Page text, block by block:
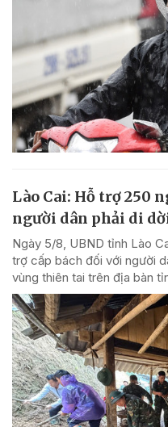
Lào Cai: Hỗ trợ 250
người dân phải di
Ngày 5/8, UBND tỉnh Lào
trợ cấp bách đối với người
vùng thiên tai trên địa bàn